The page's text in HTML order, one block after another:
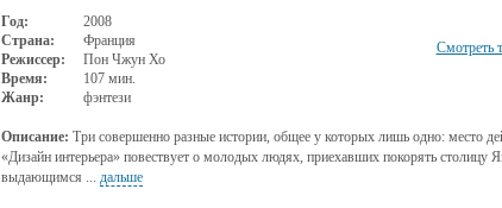
Год:
2008
Страна:
Франция
Режиссер:
Пон Чжун Хо
Время:
107 мин.
Жанр:
фэнтези
Смотреть
Описание: Три совершенно разные истории, общее у которых лишь одно: место
«Дизайн интерьера» повествует о молодых людях, приехавших покорять столицу
выдающимся ... дальше